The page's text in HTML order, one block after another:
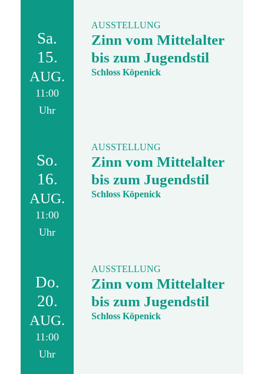
Sa.
15.
AUG.
11:00
Uhr
AUSSTELLUNG
Zinn vom Mittelalter
bis zum Jugendstil
Schloss Köpenick
So.
16.
AUG.
11:00
Uhr
AUSSTELLUNG
Zinn vom Mittelalter
bis zum Jugendstil
Schloss Köpenick
Do.
20.
AUG.
11:00
Uhr
AUSSTELLUNG
Zinn vom Mittelalter
bis zum Jugendstil
Schloss Köpenick